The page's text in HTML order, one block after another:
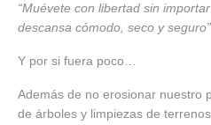
“Muévete con libertad sin
descansa cómodo, seco y seguro”
Y por si fuera poco…
Además de no erosionar nuestro
de árboles y limpiezas de